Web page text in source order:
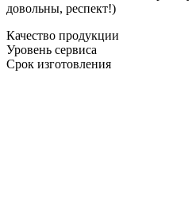
довольны, респект!)
Качество продукции
Уровень сервиса
Срок изготовления